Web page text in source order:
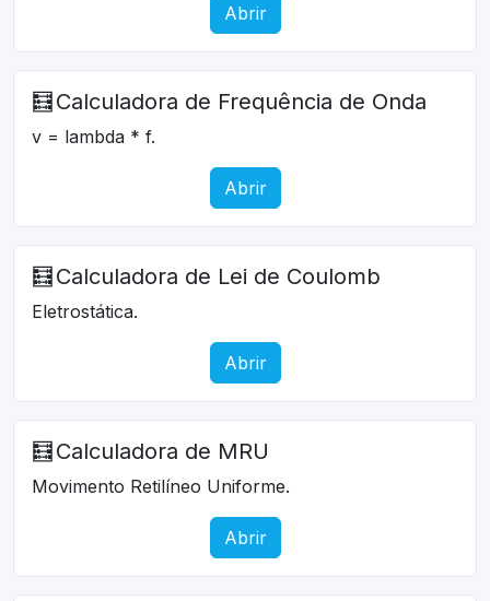
Abrir
🧮 Calculadora de Frequência de Onda
v = lambda * f.
Abrir
🧮 Calculadora de Lei de Coulomb
Eletrostática.
Abrir
🧮 Calculadora de MRU
Movimento Retilíneo Uniforme.
Abrir